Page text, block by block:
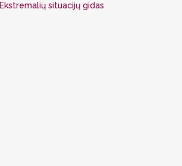
Ekstremalių situacijų gidas